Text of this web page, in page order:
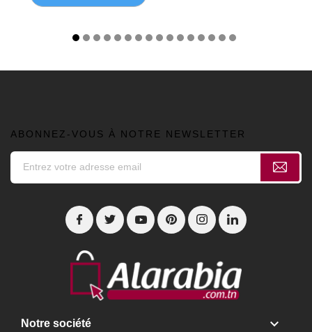
ABONNEZ-VOUS À NOTRE NEWSLETTER
Notre société 